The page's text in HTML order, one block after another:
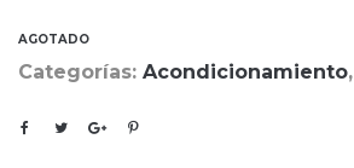
AGOTADO
Categorías: Acondicionamiento,